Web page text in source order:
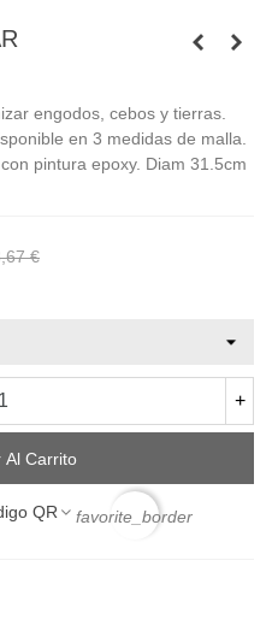
engodos, cebos y tierras.
en 3 medidas de malla.
pintura epoxy. Diam 31.5cm
€
+
Al Carrito
QR favorite_border